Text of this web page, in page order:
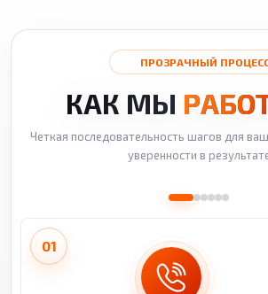
ПРОЗРАЧНЫЙ
КАК МЫ
Четкая последовательность шагов для
уверенности в
01